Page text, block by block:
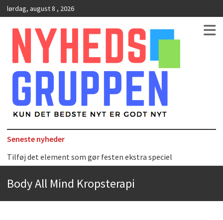
lørdag, august 8 , 2026
NyhedsGruppen
Kun det bedste nyt er godt nyt
Seneste nyheder
Det uundværlige køkkenredskab
Hvor finder man selskabslokaler i København?
Body All Mind Kropsterapi